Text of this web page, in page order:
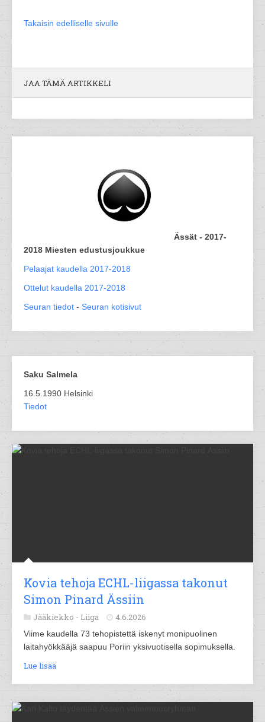
Takaisin edelliselle sivulle
JAA TÄMÄ ARTIKKELI
Ässät - 2017-
2018 Miesten edustusjoukkue
Pelaajat kaudella 2017-2018
Ottelut kaudella 2017-2018
Seuran tiedot - Seuran kotisivut
Saku Salmela
16.5.1990 Helsinki
Tiedot
Kovia tehoja ECHL-liigassa takonut
Simon Pinard Ässiin
Jääkiekko - Liiga 4.6.2026
Viime kaudella 73 tehopistettä iskenyt monipuolinen
laitahyökkääjä saapuu Poriin yksivuotisella sopimuksella.
Lue lisää